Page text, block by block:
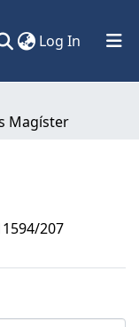
Log In (current)
Magíster
207